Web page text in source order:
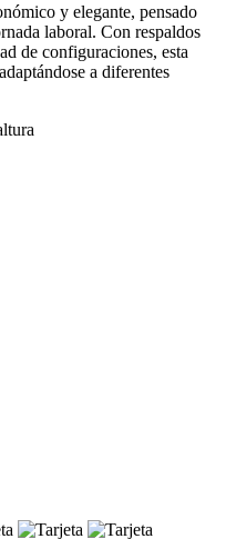
y elegante, pensado
laboral. Con respaldos
de configuraciones, esta
a diferentes